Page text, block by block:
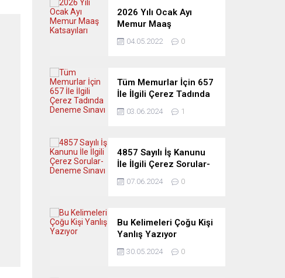
2026 Yılı Ocak Ayı
Memur Maaş
Katsayıları
04.05.2022 0
Tüm Memurlar İçin 657
İle İlgili Çerez Tadında
Deneme Sınavı
03.06.2024 1
4857 Sayılı İş Kanunu
İle İlgili Çerez Sorular-
Deneme Sınavı
07.06.2024 0
Bu Kelimeleri Çoğu Kişi
Yanlış Yazıyor
30.05.2024 0